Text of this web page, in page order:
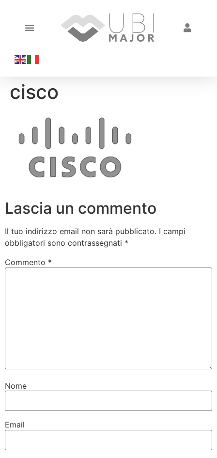
cisco
Lascia un commento
Il tuo indirizzo email non sarà pubblicato. I campi
obbligatori sono contrassegnati *
Commento *
Nome
Email